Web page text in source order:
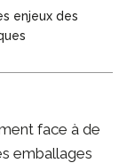
enjeux des
face à de
emballages